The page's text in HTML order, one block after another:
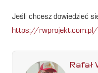
Jeśli chcesz dowiedzieć
https://rwprojekt.com.pl/
Rafał